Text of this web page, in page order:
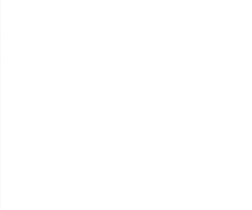
l’entreprise Youboox qui m’a permis
rendu.
la liseuse InkBOOK